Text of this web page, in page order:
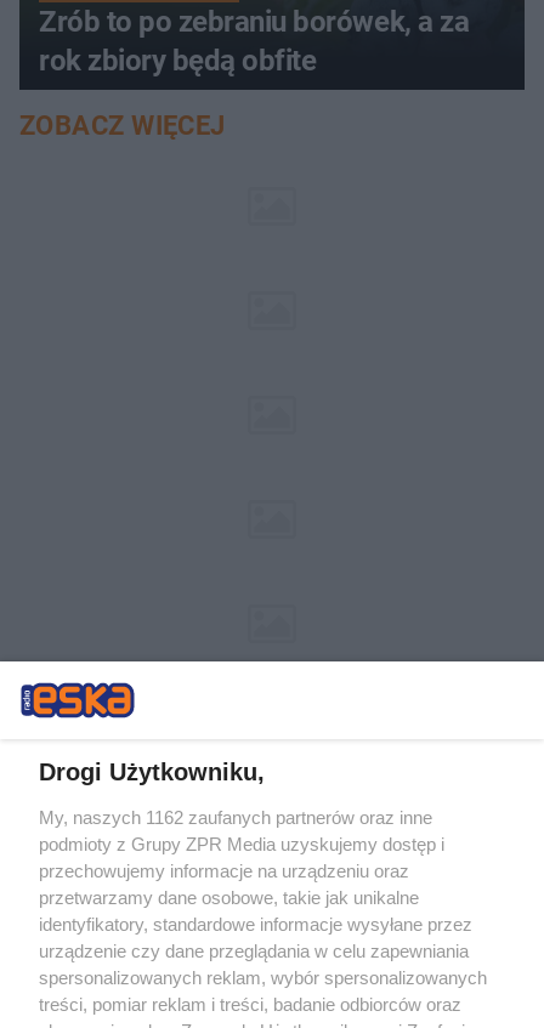
Zrób to po zebraniu borówek, a za
rok zbiory będą obfite
ZOBACZ WIĘCEJ
Żaden utwór zamieszczony w serwisie nie może być powielany i
rozpowszechniany lub dalej rozpowszechniany w jakikolwiek sposób (w
tym także elektroniczny lub mechaniczny) na jakimkolwiek polu
eksploatacji w jakiejkolwiek formie, włącznie z umieszczaniem w
Internecie bez pisemnej zgody właściciela praw. Jakiekolwiek użycie lub
wykorzystanie utworów w całości lub w części z naruszeniem prawa,
tzn. bez właściwej zgody, jest zabronione pod groźbą kary i może być
ścigane prawnie.
Drogi Użytkowniku,
My, naszych 1162 zaufanych partnerów oraz inne
podmioty z Grupy ZPR Media uzyskujemy dostęp i
przechowujemy informacje na urządzeniu oraz
przetwarzamy dane osobowe, takie jak unikalne
identyfikatory, standardowe informacje wysyłane przez
urządzenie czy dane przeglądania w celu zapewniania
spersonalizowanych reklam, wybór spersonalizowanych
treści, pomiar reklam i treści, badanie odbiorców oraz